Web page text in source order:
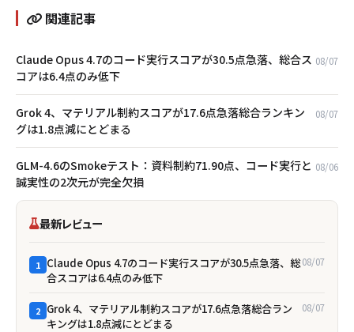
関連記事
Claude Opus 4.7のコード実行スコアが30.5点急落、総合ス
コアは6.4点のみ低下
08/07
Grok 4、マテリアル制約スコアが17.6点急落――総合ランキン
グは1.8点減にとどまる
08/07
GLM-4.6のSmokeテスト：資料制約71.90点、コード実行と
誠実性の2次元が完全欠損
08/06
最新レビュー
1 Claude Opus 4.7のコード実行スコアが30.5点急落、総
合スコアは6.4点のみ低下
08/07
2 Grok 4、マテリアル制約スコアが17.6点急落――総合ラン
キングは1.8点減にとどまる
08/07